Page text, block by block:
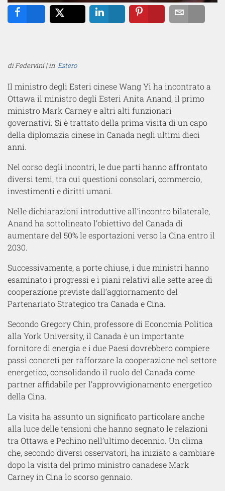
di Federvini | in Estero
Il ministro degli Esteri cinese Wang Yi ha incontrato a
Ottawa il ministro degli Esteri Anita Anand, il primo
ministro Mark Carney e altri alti funzionari
governativi. Si è trattato della prima visita di un capo
della diplomazia cinese in Canada negli ultimi dieci
anni.
Nel corso degli incontri, le due parti hanno affrontato
diversi temi, tra cui questioni consolari, commercio,
investimenti e diritti umani.
Nelle dichiarazioni introduttive all’incontro bilaterale,
Anand ha sottolineato l’obiettivo del Canada di
aumentare del 50% le esportazioni verso la Cina entro il
2030.
Successivamente, a porte chiuse, i due ministri hanno
esaminato i progressi e i piani relativi alle sette aree di
cooperazione previste dall’aggiornamento del
Partenariato Strategico tra Canada e Cina.
Secondo Gregory Chin, professore di Economia Politica
alla York University, il Canada è un importante
fornitore di energia e i due Paesi dovrebbero compiere
passi concreti per rafforzare la cooperazione nel settore
energetico, consolidando il ruolo del Canada come
partner affidabile per l’approvvigionamento energetico
della Cina.
La visita ha assunto un significato particolare anche
alla luce delle tensioni che hanno segnato le relazioni
tra Ottawa e Pechino nell’ultimo decennio. Un clima
che, secondo diversi osservatori, ha iniziato a cambiare
dopo la visita del primo ministro canadese Mark
Carney in Cina lo scorso gennaio.